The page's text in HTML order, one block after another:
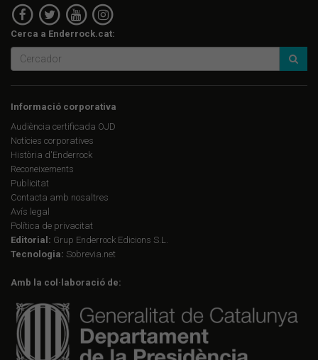
Cerca a Enderrock.cat:
Informació corporativa
Audiència certificada OJD
Notícies corporatives
Història d'Enderrock
Reconeixements
Publicitat
Contacta amb nosaltres
Avís legal
Política de privacitat
Editorial: Grup Enderrock Edicions S.L.
Tecnologia: Sobrevia.net
Amb la col·laboració de: